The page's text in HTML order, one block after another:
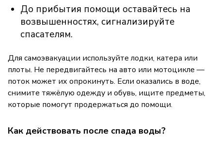
До прибытия помощи оставайтесь на
возвышенностях, сигнализируйте
спасателям.
Для самоэвакуации используйте лодки, катера или
плоты. Не передвигайтесь на авто или мотоцикле —
поток может их опрокинуть. Если оказались в воде,
снимите тяжёлую одежду и обувь, ищите предметы,
которые помогут продержаться до помощи.
Как действовать после спада воды?